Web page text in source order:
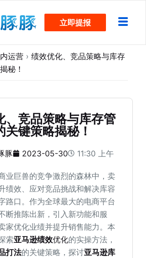
立即提报
运营 › 绩效优化、竞品策略与库存
秘！
、竞品策略与库存管
关键策略揭秘！
豚 2023-05-30 11:30 上午
业巨兽的竞争激烈的森林中，卖
绩效、应对竞品挑战和解决库容
路口。作为全球最大的电商平台
断推陈出新，引入新功能和服
家优化业绩并提升销售能力。本
索亚马逊绩效优化的实操方法，
打法的关键策略，探讨亚马逊库